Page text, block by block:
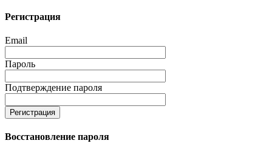
Регистрация
Email
Пароль
Подтверждение пароля
Восстановление пароля